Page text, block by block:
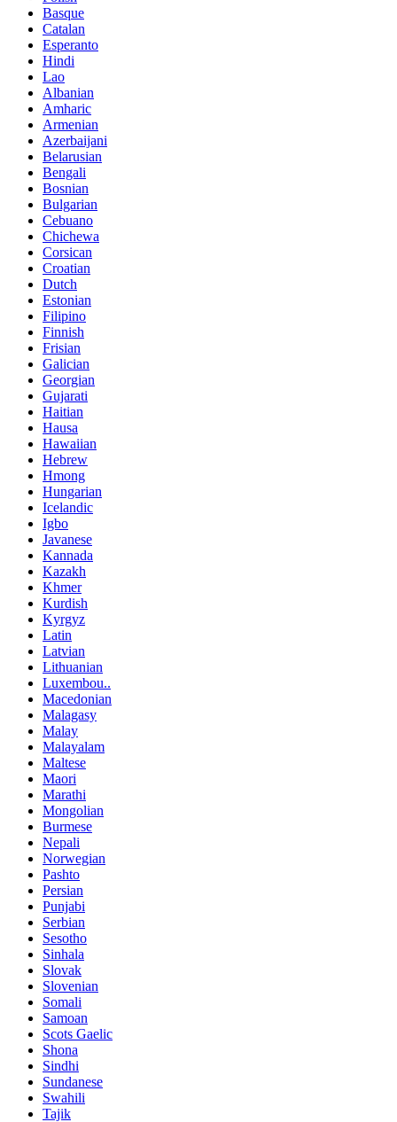
Basque
Catalan
Esperanto
Hindi
Lao
Albanian
Amharic
Armenian
Azerbaijani
Belarusian
Bengali
Bosnian
Bulgarian
Cebuano
Chichewa
Corsican
Croatian
Dutch
Estonian
Filipino
Finnish
Frisian
Galician
Georgian
Gujarati
Haitian
Hausa
Hawaiian
Hebrew
Hmong
Hungarian
Icelandic
Igbo
Javanese
Kannada
Kazakh
Khmer
Kurdish
Kyrgyz
Latin
Latvian
Lithuanian
Luxembou..
Macedonian
Malagasy
Malay
Malayalam
Maltese
Maori
Marathi
Mongolian
Burmese
Nepali
Norwegian
Pashto
Persian
Punjabi
Serbian
Sesotho
Sinhala
Slovak
Slovenian
Somali
Samoan
Scots Gaelic
Shona
Sindhi
Sundanese
Swahili
Tajik